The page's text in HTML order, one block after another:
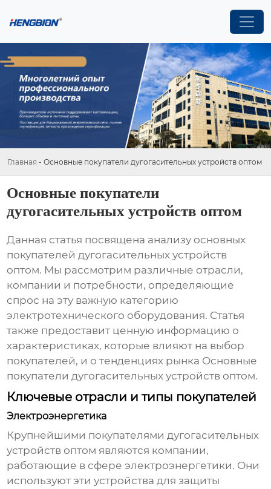
Главная - Основные покупатели дугогасительных устройств оптом
Основные покупатели
дугогасительных устройств оптом
Данная статья посвящена анализу основных
покупателей дугогасительных устройств
оптом. Мы рассмотрим различные отрасли,
компании и потребности, определяющие
спрос на эту важную категорию
электротехнического оборудования. Статья
также предоставит ценную информацию о
характеристиках, которые влияют на выбор
покупателей, и о тенденциях рынка Основные
покупатели дугогасительных устройств оптом.
Ключевые отрасли и типы покупателей
Электроэнергетика
Крупнейшими покупателямидугогасительных
устройств оптом являются компании,
работающие в сфере электроэнергетики. Они
используют эти устройства для защиты